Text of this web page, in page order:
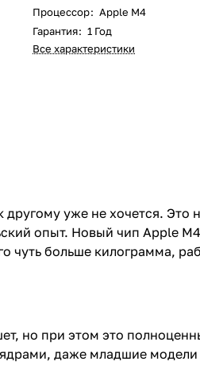
Процессор: Apple M4
Гарантия: 1 Год
Все характеристики
уже не хочется. Это
опыт. Новый чип Apple
чуть больше килограмма,
но при этом это
даже младшие